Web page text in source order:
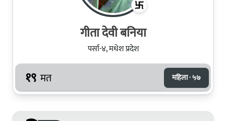
गीता देवी बनिया
पर्सा-४, मधेश प्रदेश
१९ मत महिला · ५७